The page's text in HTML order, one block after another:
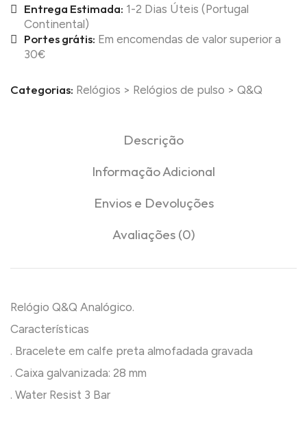
Entrega Estimada: 1-2 Dias Úteis (Portugal
Continental)
Portes grátis: Em encomendas de valor superior a
30€
Categorias: Relógios > Relógios de pulso > Q&Q
Descrição
Informação Adicional
Envios e Devoluções
Avaliações (0)
Relógio Q&Q Analógico.
Características
. Bracelete em calfe preta almofadada gravada
. Caixa galvanizada: 28 mm
. Water Resist 3 Bar